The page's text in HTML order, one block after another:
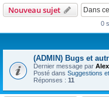
Nouveau sujet
0
(ADMIN) Bugs et
Dernier message par
Posté dans Suggestions
Réponses : 11